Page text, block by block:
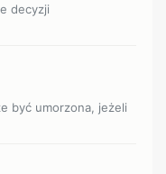
decyzji
być umorzona, jeżeli